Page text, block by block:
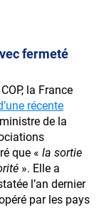
fermeté
la France
récente
de la
que « la sortie
». Elle a
l’an dernier
par les pays